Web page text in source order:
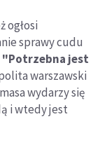
ogłosi
sprawy cudu
"Potrzebna jest
warszawski
wydarzy się
i wtedy jest